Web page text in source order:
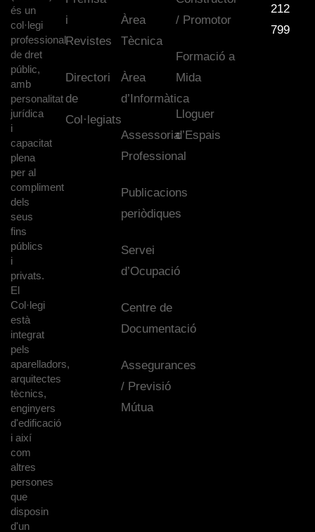
és un
col·legi
professional
de dret
públic,
amb
personalitat
jurídica
i
capacitat
plena
per al
compliment
dels
seus
fins
públics
i
privats.
El
Col·legi
està
integrat
pels
aparelladors,
arquitectes
tècnics,
enginyers
d'edificació
i així
com
altres
persones
que
disposin
d'un
i
Revistes
Directori
de
Col·legiats
Àrea
Tècnica
Àrea
d’Informàtica
Assessoria
Professional
Publicacions
periòdiques
Servei
d’Ocupació
Centre de
Documentació
Assegurances
/ Previsió
Mútua
/ Promotor
Formació a
Mida
Lloguer
d’Espais
212
799